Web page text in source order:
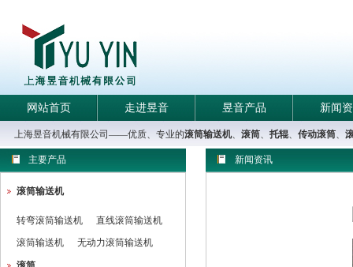
网站首页 走进昱音 昱音产品 新闻
上海昱音机械有限公司——优质、专业的滚筒输送机、 滚筒、 托辊、 传动滚筒、
主要产品
滚筒输送机
转弯滚筒输送机
直线滚筒输送机
滚筒输送机
无动力滚筒输送机
新闻资讯